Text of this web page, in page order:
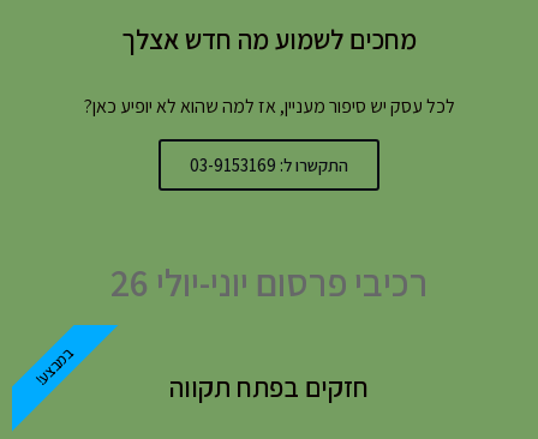
מחכים לשמוע מה חדש אצלך
לכל עסק יש סיפור מעניין, אז למה שהוא לא יופיע כאן?
התקשרו ל: 03-9153169
רכיבי פרסום יוני-יולי 26
חזקים בפתח תקווה במבצע!